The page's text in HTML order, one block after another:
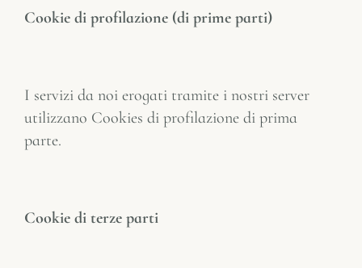
Cookie di profilazione (di prime parti)
I servizi da noi erogati tramite i nostri server
utilizzano Cookies di profilazione di prima
parte.
Cookie di terze parti